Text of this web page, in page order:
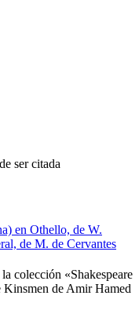
ser citada
en Othello, de W.
de M. de Cervantes
colección «Shakespeare
de Amir Hamed